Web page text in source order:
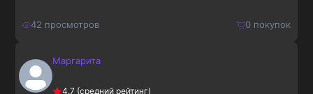
42 просмотров 0покупок
400 ₽Маргарита
4.7 (средний рейтинг)